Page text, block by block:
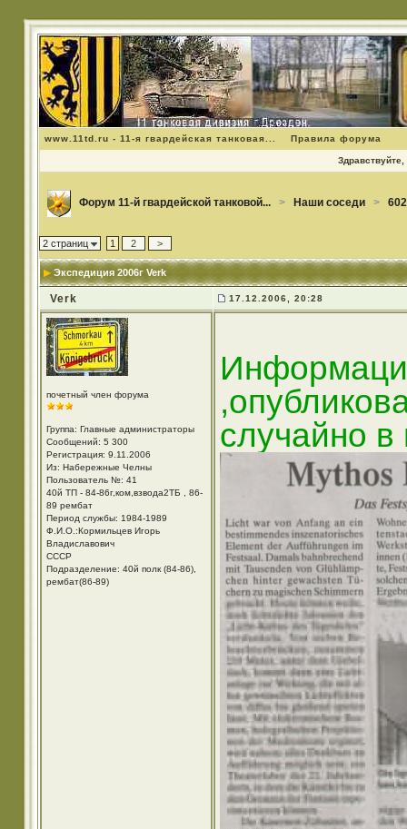
www.11td.ru - 11-я гвардейская танковая... Правила форума
Здравствуйте,
Форум 11-й гвардейской танковой... > Наши соседи >
2 страниц 1 2 >
Экспедиция 2006г Verk
Verk 17.12.2006, 20:28
почетный член форума
Группа: Главные администраторы
Сообщений: 5 300
Регистрация: 9.11.2006
Из: Набережные Челны
Пользователь №: 41
40й ТП - 84-86г,ком,взвода2ТБ , 86-
89 рембат
Период службы: 1984-1989
Ф.И.О.:Кормильцев Игорь
Владиславович
СССР
Подразделение: 40й полк (84-86),
рембат(86-89)
случайно в